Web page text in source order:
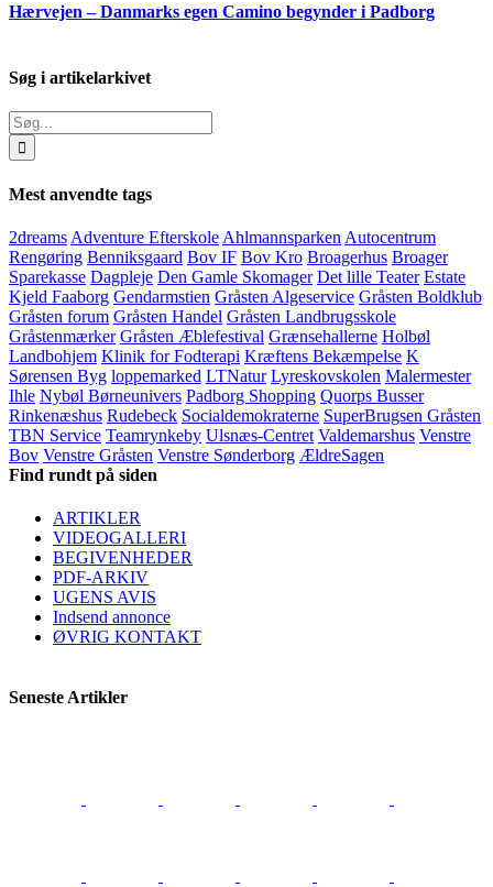
Hærvejen – Danmarks egen Camino begynder i Padborg
Søg i artikelarkivet
Søg
efter:
Mest anvendte tags
2dreams Adventure Efterskole Ahlmannsparken Autocentrum
Rengøring Benniksgaard Bov IF Bov Kro Broagerhus Broager
Sparekasse Dagpleje Den Gamle Skomager Det lille Teater Estate
Kjeld Faaborg Gendarmstien Gråsten Algeservice Gråsten Boldklub
Gråsten forum Gråsten Handel Gråsten Landbrugsskole
Gråstenmærker Gråsten Æblefestival Grænsehallerne Holbøl
Landbohjem Klinik for Fodterapi Kræftens Bekæmpelse K
Sørensen Byg loppemarked LTNatur Lyreskovskolen Malermester
Ihle Nybøl Børneunivers Padborg Shopping Quorps Busser
Rinkenæshus Rudebeck Socialdemokraterne SuperBrugsen Gråsten
TBN Service Teamrynkeby Ulsnæs-Centret Valdemarshus Venstre
Bov Venstre Gråsten Venstre Sønderborg ÆldreSagen
Find rundt på siden
ARTIKLER
VIDEOGALLERI
BEGIVENHEDER
PDF-ARKIV
UGENS AVIS
Indsend annonce
ØVRIG KONTAKT
Seneste Artikler